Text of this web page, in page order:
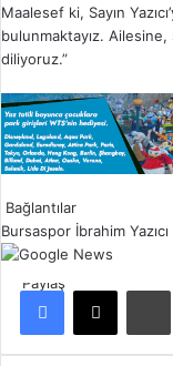
Maalesef ki, Sayın
bulunmaktayız. Ailesine,
diliyoruz.”
Bağlantılar
Bursaspor İbrahim Yazıcı
Paylaş